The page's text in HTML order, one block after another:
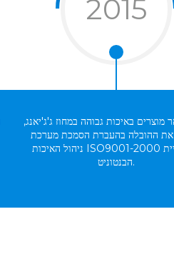
2015
מוצרים באיכות גבוהה במחוז ג'ג'יאנג,
את ההובלה בהעברת הסמכת מערכת
ניהול האיכות ISO9001-2000 בתעשיית
הבנטוניט.